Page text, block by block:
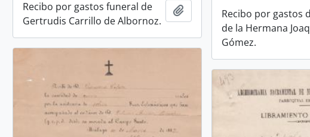
Recibo por gastos funeral de
Gertrudis Carrillo de Albornoz.
Añadir al portapapeles
Recibo por gastos
de la Hermana
Gómez.